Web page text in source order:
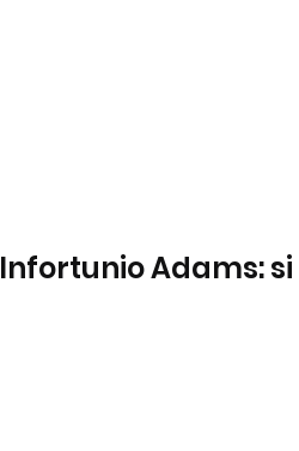
Infortunio Adams: